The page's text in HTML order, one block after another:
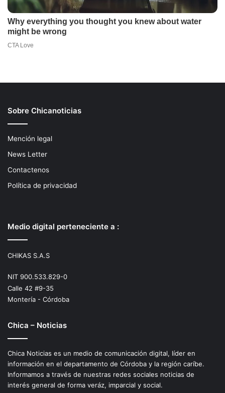
Sobre Chicanoticias
Mención legal
News Letter
Contactenos
Política de privacidad
Medio digital perteneciente a :
CHIKAS S.A.S
NIT 900.533.829-0
Calle 42 #9-35
Montería - Córdoba
Chica – Noticias
Chica Noticias es un medio de comunicación digital, líder en
información en el departamento de Córdoba y la región caríbe.
Informamos a través de nuestras redes sociales noticias de
interés general de forma veráz, imparcial y social.